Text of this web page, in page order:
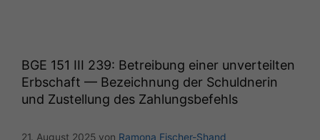
BGE 151 III 239: Betreibung einer unverteilten
Erbschaft — Bezeichnung der Schuldnerin
und Zustellung des Zahlungsbefehls
21. August 2025 von Ramona Fischer-Shand